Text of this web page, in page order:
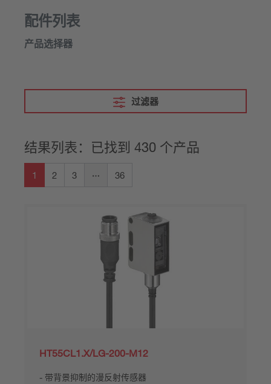
配件列表
产品选择器
过滤器
结果列表：已找到 430 个产品
1 2 3 36
HT55CL1.X/LG-200-M12
带背景抑制的漫反射传感器